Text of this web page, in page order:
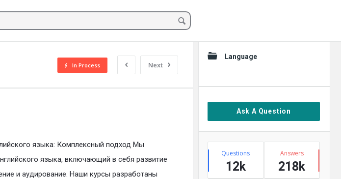
Next
In Process
языка: Комплексный подход Мы
языка, включающий в себя развитие
и аудирование. Наши курсы разработаны
SidebarLanguage
Ask A Question
Stats
Questions
12k
Answers
218k